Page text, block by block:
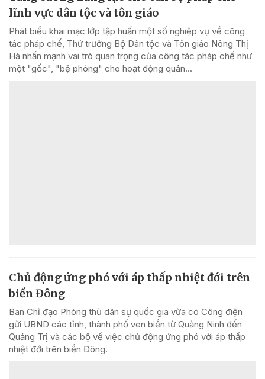
lĩnh vực dân tộc và tôn giáo
Phát biểu khai mạc lớp tập huấn một số nghiệp vụ về công
tác pháp chế, Thứ trưởng Bộ Dân tộc và Tôn giáo Nông Thị
Hà nhấn mạnh vai trò quan trọng của công tác pháp chế như
một "gốc", "bệ phóng" cho hoạt động quản...
Chủ động ứng phó với áp thấp nhiệt đới trên
biển Đông
Ban Chỉ đạo Phòng thủ dân sự quốc gia vừa có Công điện
gửi UBND các tỉnh, thành phố ven biển từ Quảng Ninh đến
Quảng Trị và các bộ về việc chủ động ứng phó với áp thấp
nhiệt đới trên biển Đông.